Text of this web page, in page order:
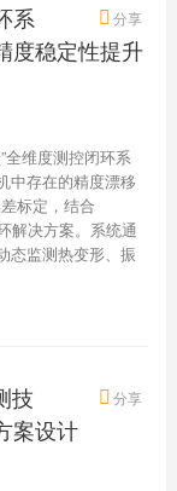
分享
系
度稳定性提升
全维度测控闭环系
中存在的精度漂移
标定，结合
解决方案。系统通
态监测热变形、振
分享
技
案设计